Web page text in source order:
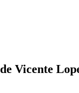
de Vicente